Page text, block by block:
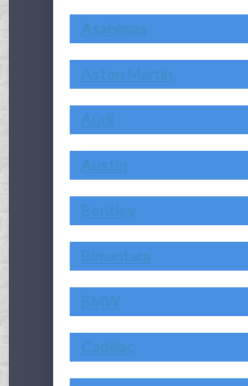
Asahimas
Aston Martin
Audi
Austin
Bentley
Bimantara
BMW
Cadillac